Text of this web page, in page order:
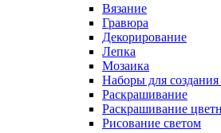
Вязание
Гравюра
Декорирование
Лепка
Мозаика
Наборы для
Раскрашивание
Раскрашивание
Рисование светом